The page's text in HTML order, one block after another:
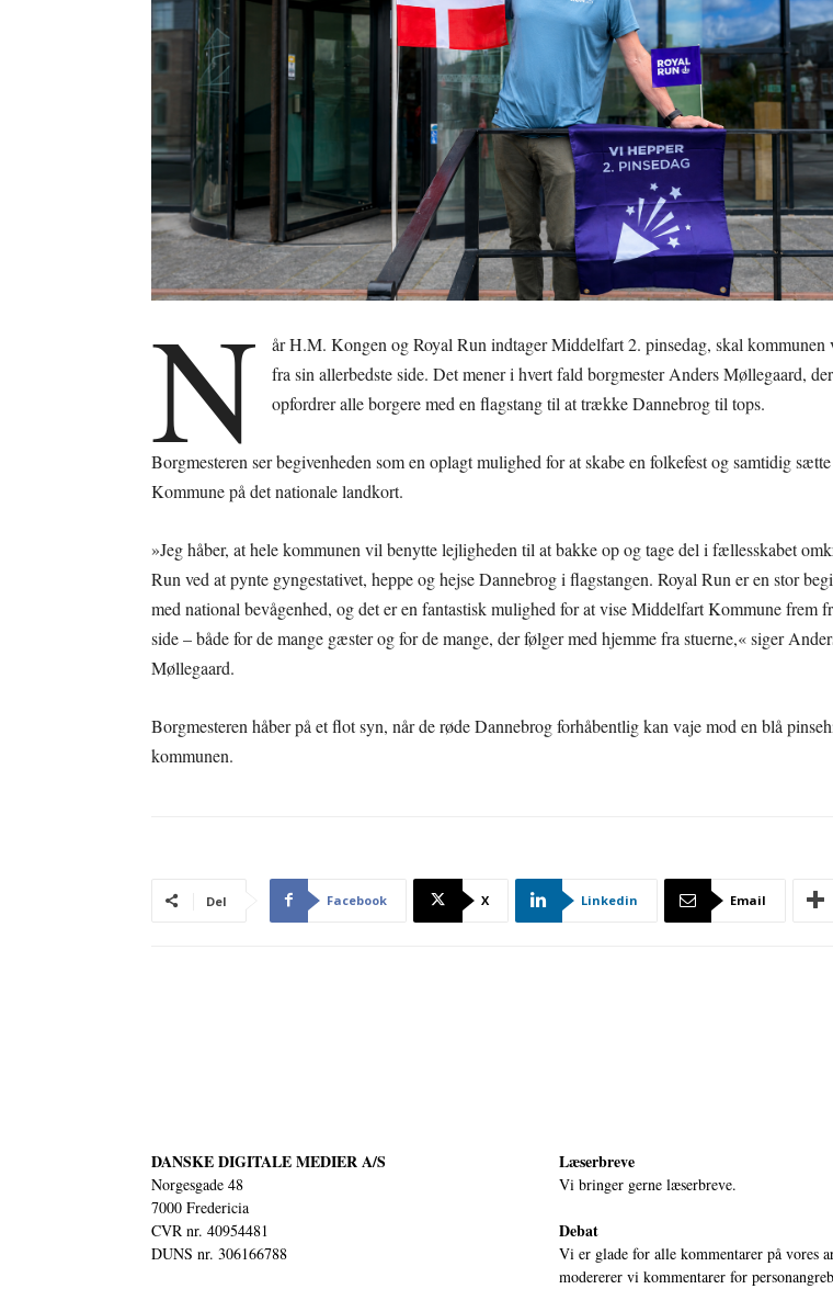
N
år H.M. Kongen og Royal Run indtager Middelfart 2. pinsedag, skal kommunen
fra sin allerbedste side. Det mener i hvert fald borgmester Anders Møllegaard,
opfordrer alle borgere med en flagstang til at trække Dannebrog til tops.
Borgmesteren ser begivenheden som en oplagt mulighed for at skabe en folkefest og samtidig
Kommune på det nationale landkort.
»Jeg håber, at hele kommunen vil benytte lejligheden til at bakke op og tage del i fællesskabet
Run ved at pynte gyngestativet, heppe og hejse Dannebrog i flagstangen. Royal Run er en stor
med national bevågenhed, og det er en fantastisk mulighed for at vise Middelfart Kommune frem
side – både for de mange gæster og for de mange, der følger med hjemme fra stuerne,« siger
Møllegaard.
Borgmesteren håber på et flot syn, når de røde Dannebrog forhåbentlig kan vaje mod en blå
kommunen.
Del Facebook X Linkedin Email
DANSKE DIGITALE MEDIER A/S
Norgesgade 48
7000 Fredericia
CVR nr. 40954481
DUNS nr. 306166788
Læserbreve
Vi bringer gerne læserbreve.
Debat
Vi er glade for alle kommentarer på vores
modererer vi kommentarer for